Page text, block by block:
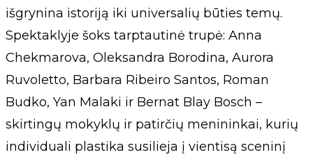
išgrynina istoriją iki universalių būties temų.
Spektaklyje šoks tarptautinė trupė: Anna
Chekmarova, Oleksandra Borodina, Aurora
Ruvoletto, Barbara Ribeiro Santos, Roman
Budko, Yan Malaki ir Bernat Blay Bosch –
skirtingų mokyklų ir patirčių menininkai, kurių
individuali plastika susilieja į vientisą sceninį